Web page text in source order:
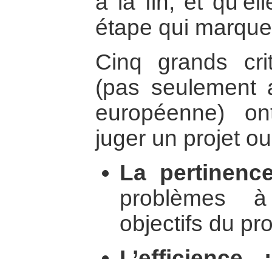
étape qui
Cinq grands
(pas seulement
européenne)
juger un projet
La
problèmes
objectifs du